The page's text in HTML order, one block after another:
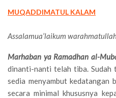
MUQADDIMATUL KALAM
Assalamua’laikum
Marhaban ya Ramadhan al-
dinanti-nanti telah tiba. Sudah
sedia menyambut kedatangan
secara minimal khususnya